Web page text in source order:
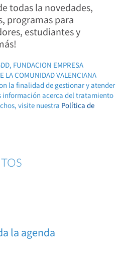
todas la novedades,
programas para
estudiantes y
FUNDACION EMPRESA
LA COMUNIDAD VALENCIANA
la finalidad de gestionar y atender
información acerca del tratamiento
visite nuestra Política de
la agenda